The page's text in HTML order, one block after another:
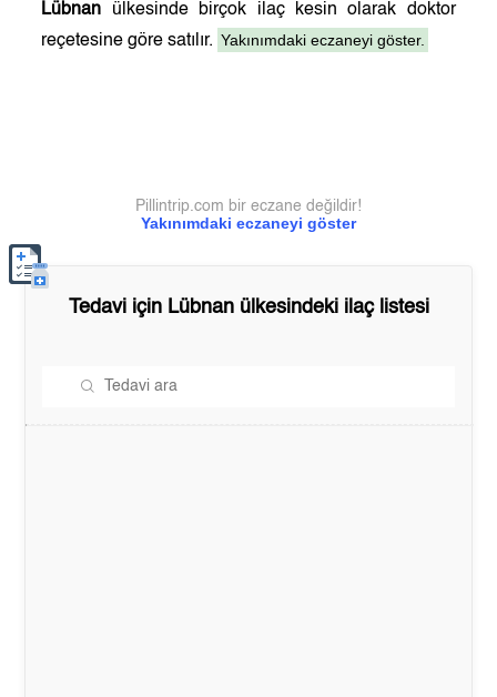
Lübnan ülkesinde birçok ilaç kesin olarak doktor
reçetesine göre satılır. Yakınımdaki eczaneyi göster.
Yakınımdaki eczaneyi göster
Pillintrip.com bir eczane değildir!
Tedavi için Lübnanülkesindeki ilaç listesi